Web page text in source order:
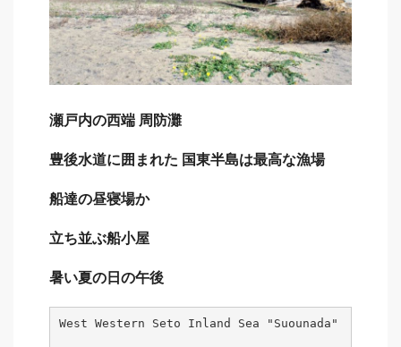
Sano
瀬戸内の西端 周防灘
豊後水道に囲まれた 国東半島は最高な漁場
船達の昼寝場か
立ち並ぶ船小屋
暑い夏の日の午後
West Western Seto Inland Sea "Suounada"